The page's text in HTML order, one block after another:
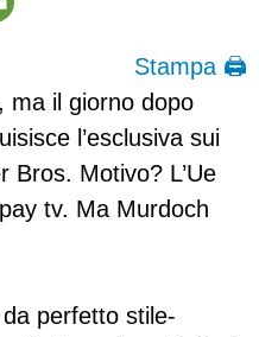
Stampa 🖨
ma il giorno dopo
l’esclusiva sui
Bros. Motivo? L’Ue
tv. Ma Murdoch
perfetto stile-